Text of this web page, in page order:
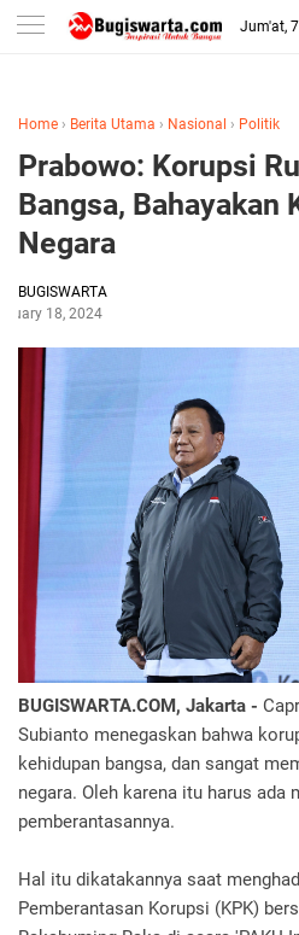
-->
Jum'at,
Home › Berita Utama › Nasional › Politik
Prabowo: Korupsi
Bangsa, Bahayakan
Negara
BUGISWARTA
18, 2024
BUGISWARTA.COM, Jakarta -
Subianto menegaskan bahwa
kehidupan bangsa, dan sangat
negara. Oleh karena itu harus ada
pemberantasannya.
Hal itu dikatakannya saat
Pemberantasan Korupsi (KPK)